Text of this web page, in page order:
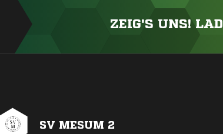
ZEIG'S UNS!
SV MESUM 2